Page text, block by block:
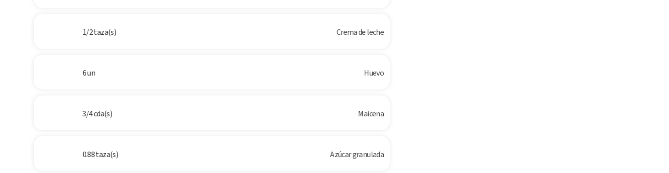
1/2 taza(s) Crema de leche
6 un Huevo
3/4 cda(s) Maicena
0.88 taza(s) Azúcar granulada